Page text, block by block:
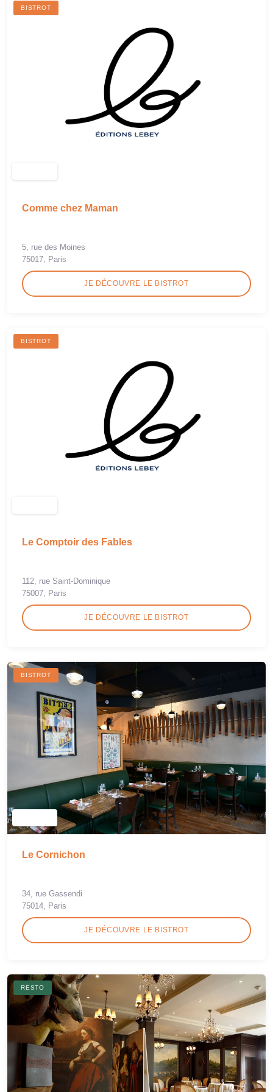
BISTROT
Comme chez Maman
5, rue des Moines
75017, Paris
JE DÉCOUVRE LE BISTROT
BISTROT
Le Comptoir des Fables
112, rue Saint-Dominique
75007, Paris
JE DÉCOUVRE LE BISTROT
BISTROT
Le Cornichon
34, rue Gassendi
75014, Paris
JE DÉCOUVRE LE BISTROT
RESTO